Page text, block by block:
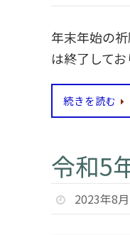
年末年始の
は終了して
続きを読む
令和5
2023年8